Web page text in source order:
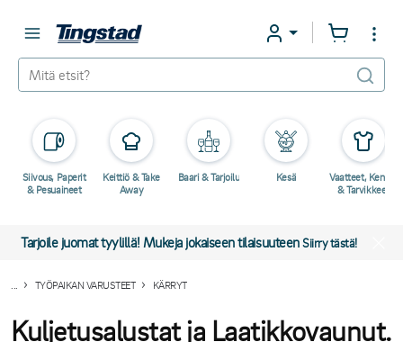
Siivous, Paperit
& Pesuaineet
Keittiö & Take
Away
Baari & Tarjoilu Kesä
Vaatteet, Kengät
& Tarvikkeet
Tarjoile juomat tyylillä! Mukeja jokaiseen tilaisuuteenSiirry tästä!
TYÖPAIKAN VARUSTEET KÄRRYT
Kuljetusalustat ja Laatikkovaunut.